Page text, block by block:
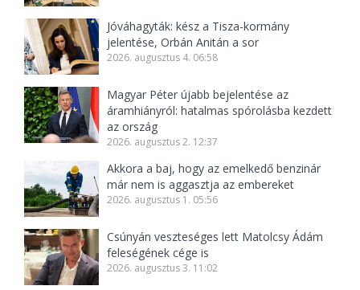
Jóváhagyták: kész a Tisza-kormány
jelentése, Orbán Anitán a sor
2026. augusztus 4. 06:58
Magyar Péter újabb bejelentése az
áramhiányról: hatalmas spórolásba kezdett
az ország
2026. augusztus 2. 12:37
Akkora a baj, hogy az emelkedő benzinár
már nem is aggasztja az embereket
2026. augusztus 1. 05:56
Csúnyán veszteséges lett Matolcsy Ádám
feleségének cége is
2026. augusztus 3. 11:02